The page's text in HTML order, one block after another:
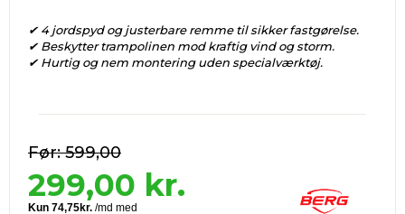
✔ 4 jordspyd og justerbare remme til sikker fastgørelse.
✔ Beskytter trampolinen mod kraftig vind og storm.
✔ Hurtig og nem montering uden specialværktøj.
599,00
299,00 kr.